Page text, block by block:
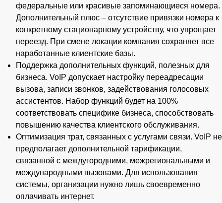
федеральные или красивые запоминающиеся номера.
Дополнительный плюс – отсутствие привязки номера к
конкретному стационарному устройству, что упрощает
переезд. При смене локации компания сохраняет все
наработанные клиентские базы.
Поддержка дополнительных функций, полезных для
бизнеса. VoIP допускает настройку переадресации
вызова, записи звонков, задействования голосовых
ассистентов. Набор функций будет на 100%
соответствовать специфике бизнеса, способствовать
повышению качества клиентского обслуживания.
Оптимизация трат, связанных с услугами связи. VoIP не
предполагает дополнительной тарификации,
связанной с междугородними, межрегиональными и
международными вызовами. Для использования
системы, организации нужно лишь своевременно
оплачивать интернет.